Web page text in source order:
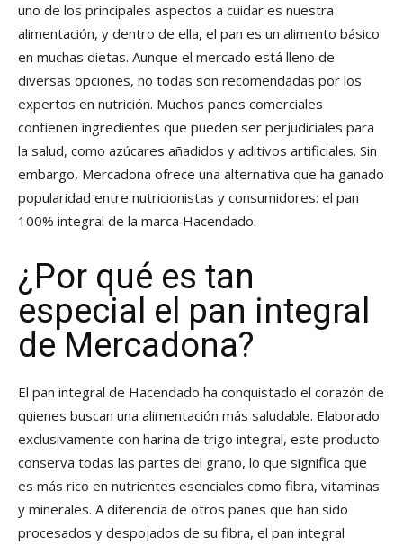
uno de los principales aspectos a cuidar es nuestra
alimentación, y dentro de ella, el pan es un alimento básico
en muchas dietas. Aunque el mercado está lleno de
diversas opciones, no todas son recomendadas por los
expertos en nutrición. Muchos panes comerciales
contienen ingredientes que pueden ser perjudiciales para
la salud, como azúcares añadidos y aditivos artificiales. Sin
embargo, Mercadona ofrece una alternativa que ha ganado
popularidad entre nutricionistas y consumidores: el pan
100% integral de la marca Hacendado.
¿Por qué es tan
especial el pan integral
de Mercadona?
El pan integral de Hacendado ha conquistado el corazón de
quienes buscan una alimentación más saludable. Elaborado
exclusivamente con harina de trigo integral, este producto
conserva todas las partes del grano, lo que significa que
es más rico en nutrientes esenciales como fibra, vitaminas
y minerales. A diferencia de otros panes que han sido
procesados y despojados de su fibra, el pan integral